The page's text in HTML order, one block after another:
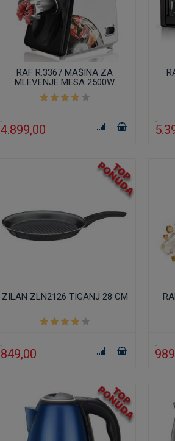
RAF R.3367 MAŠINA ZA
MLEVENJE MESA 2500W
4.899,00
ZILAN ZLN2126 TIGANJ 28 CM
849,00